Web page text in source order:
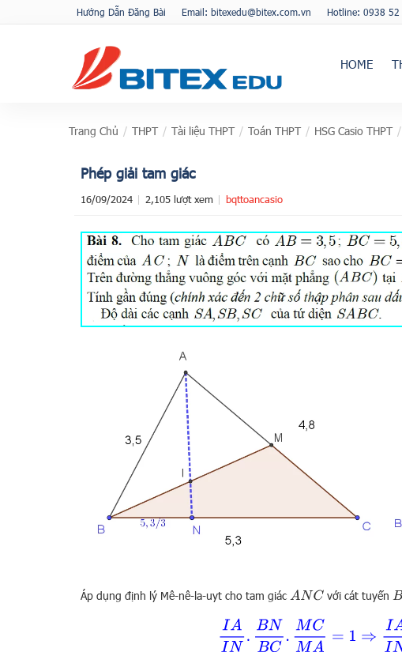
Hướng Dẫn Đăng Bài Email: bitexedu@bitex.com.vn Hotline: 0938 52
HOME
Trang Chủ / THPT / Tài liệu THPT / Toán THPT / HSG Casio THPT /
Phép giải tam giác
16/09/2024 2,105 lượt xem bqttoancasio
Áp dụng định lý Mê-nê-la-uyt cho tam giác ANC với cát tuyến BI
IAIN BNBC.M IAI